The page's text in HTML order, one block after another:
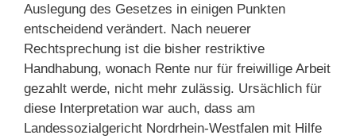
Auslegung des Gesetzes in einigen Punkten
entscheidend verändert. Nach neuerer
Rechtsprechung ist die bisher restriktive
Handhabung, wonach Rente nur für freiwillige Arbeit
gezahlt werde, nicht mehr zulässig. Ursächlich für
diese Interpretation war auch, dass am
Landessozialgericht Nordrhein-Westfalen mit Hilfe